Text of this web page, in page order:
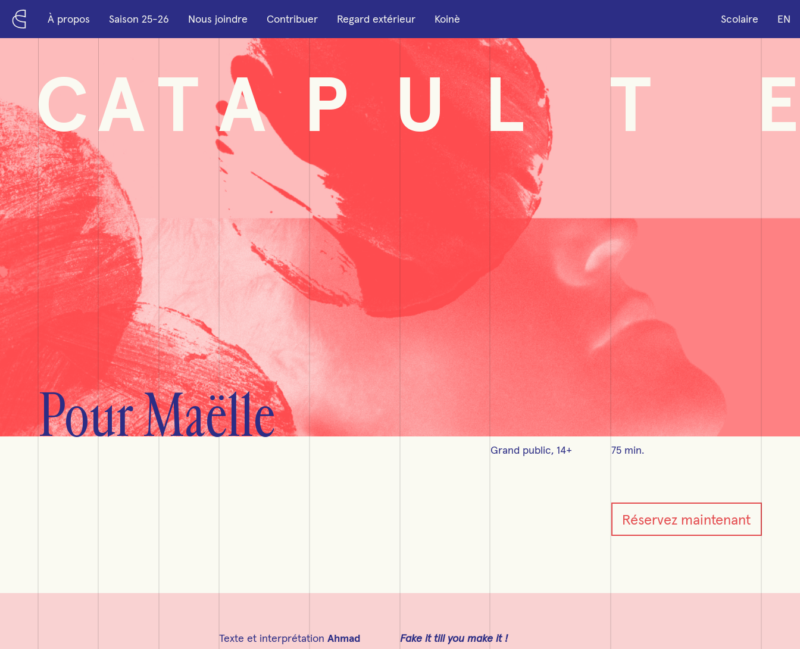
À propos Saison 25-26 Nous joindre Contribuer Regard extérieur Koinè Scolaire EN
CAT A P U L T E
Pour Maëlle Grand public, 14+ 75 min.
Réservez maintenant
Texte et interprétation Ahmad
Fake it till you make it !